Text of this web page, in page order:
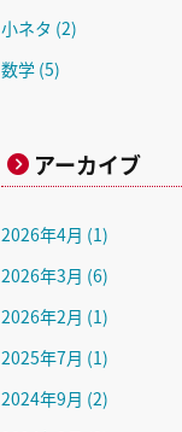
小ネタ (2)
数学 (5)
アーカイブ
2026年4月 (1)
2026年3月 (6)
2026年2月 (1)
2025年7月 (1)
2024年9月 (2)